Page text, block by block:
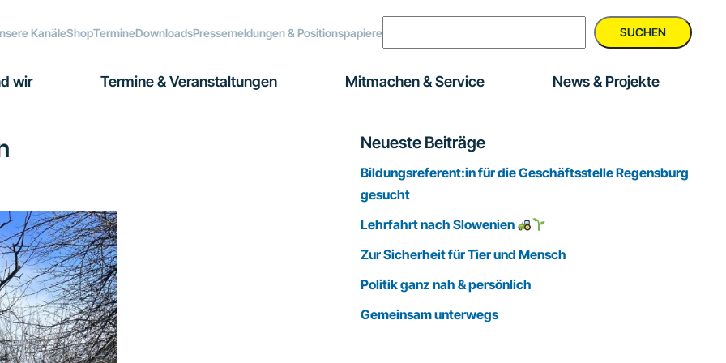
KanäleShopTermineDownloadsPressemeldungen & Positionspapiere SUCHEN
wir Termine & Veranstaltungen Mitmachen & Service News & Projekte
Seitenspalte
Neueste Beiträge
Bildungsreferent:in für die Geschäftsstelle Regensburg
gesucht
Lehrfahrt nach Slowenien
Zur Sicherheit für Tier und Mensch
Politik ganz nah & persönlich
Gemeinsam unterwegs